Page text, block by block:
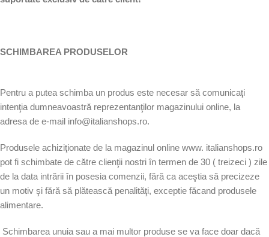
SCHIMBAREA PRODUSELOR
Pentru a putea schimba un produs este necesar să comunicaţi
intenţia dumneavoastră reprezentanţilor magazinului online, la
adresa de e-mail info@italianshops.ro.
Produsele achiziţionate de la magazinul online www. italianshops.ro
pot fi schimbate de către clienţii nostri în termen de 30 ( treizeci ) zile
de la data intrării în posesia comenzii, fără ca aceştia să precizeze
un motiv şi fără să plătească penalităţi, exceptie făcand produsele
alimentare.
Schimbarea unuia sau a mai multor produse se va face doar dacă